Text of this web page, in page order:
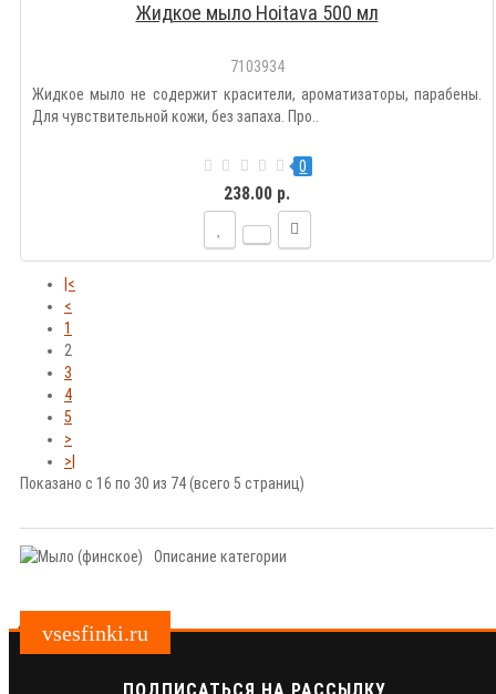
Жидкое мыло Hoitava 500 мл
7103934
Жидкое мыло не содержит красители, ароматизаторы, парабены.
Для чувствительной кожи, без запаха. Про..
0
238.00 р.
|<
<
1
2
3
4
5
>
>|
Показано с 16 по 30 из 74 (всего 5 страниц)
Описание категории
vsesfinki.ru